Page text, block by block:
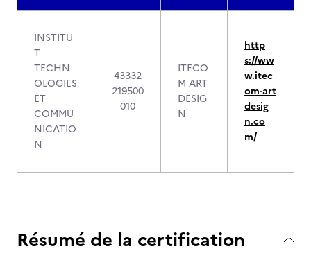
INSTITU
T
TECHN
OLOGIES
ET
COMMU
NICATIO
N
43332
219500
010
ITECO
M ART
DESIG
N
http
s://ww
w.itec
om-art
desig
n.co
m/
Résumé de la certification